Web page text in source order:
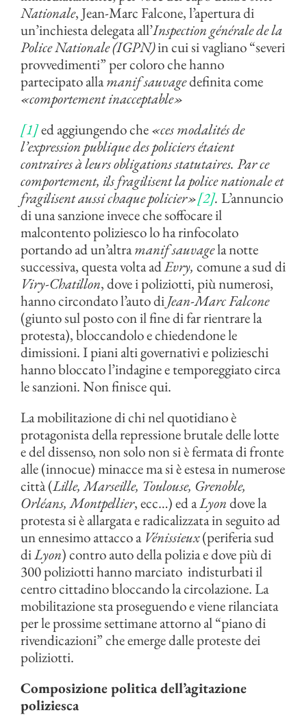
Nationale, Jean-Marc Falcone, l’apertura di
un’inchiesta delegata all’Inspection générale de la
Police Nationale (IGPN)in cui si vagliano “severi
provvedimenti” per coloro che hanno
partecipato allamanif sauvagedefinita come
«comportement inacceptable»
[1]ed aggiungendo che«ces modalités de
l’expression publique des policiers étaient
contraires à leurs obligations statutaires. Par ce
comportement, ils fragilisent la police nationale et
fragilisent aussi chaque policier»[2]. L’annuncio
di una sanzione invece che soffocare il
malcontento poliziesco lo ha rinfocolato
portando ad un’altramanif sauvagela notte
successiva, questa volta adEvry, comune a sud di
Viry-Chatillon, dove i poliziotti, più numerosi,
hanno circondato l’auto diJean-Marc Falcone
(giunto sul posto con il fine di far rientrare la
protesta), bloccandolo e chiedendone le
dimissioni. I piani alti governativi e polizieschi
hanno bloccato l’indagine e temporeggiato circa
le sanzioni. Non finisce qui.
La mobilitazione di chi nel quotidiano è
protagonista della repressione brutale delle lotte
e del dissenso, non solo non si è fermata di fronte
alle (innocue) minacce ma si è estesa in numerose
città (Lille, Marseille, Toulouse, Grenoble,
Orléans, Montpellier, ecc…) ed aLyondove la
protesta si è allargata e radicalizzata in seguito ad
un ennesimo attacco a Vénissieux(periferia sud
diLyon) contro auto della polizia e dove più di
300 poliziotti hanno marciato indisturbati il
centro cittadino bloccando la circolazione. La
mobilitazione sta proseguendo e viene rilanciata
per le prossime settimane attorno al “piano di
rivendicazioni” che emerge dalle proteste dei
poliziotti.
Composizione politica dell’agitazione
poliziesca